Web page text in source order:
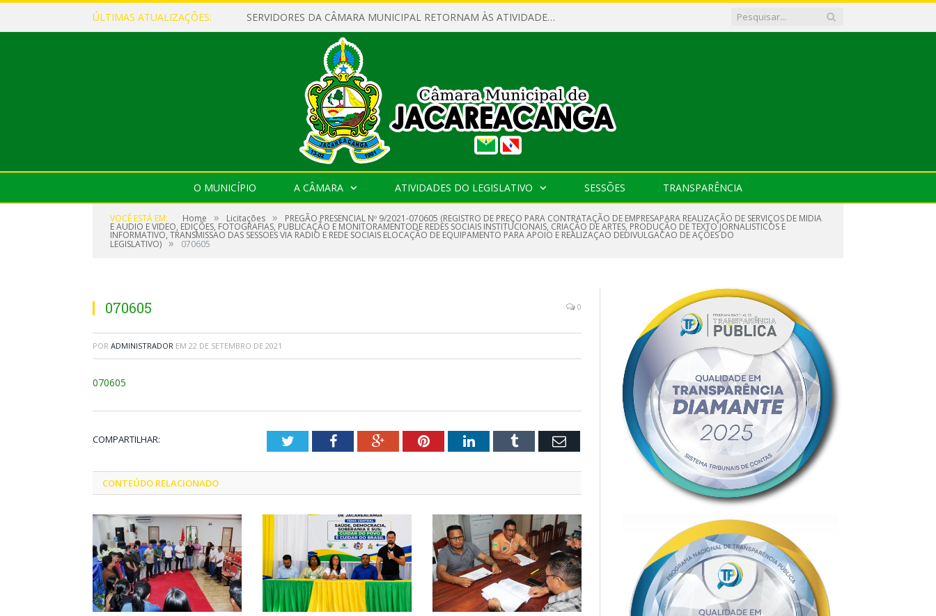
ÚLTIMAS ATUALIZAÇÕES: SERVIDORES DA CÂMARA MUNICIPAL RETORNAM ÀS ATIVIDADES APÓS O RECESSO PARLAMENTAR
O MUNICÍPIO A CÂMARA ATIVIDADES DO LEGISLATIVO SESSÕES TRANSPARÊNCIA
VOCÊ ESTÁ EM: Home » Licitações » PREGÃO PRESENCIAL Nº 9/2021-070605 (REGISTRO DE PREÇO PARA CONTRATAÇÃO DE EMPRESAPARA REALIZAÇÃO DE SERVIÇOS DE MIDIA
E AUDIO E VIDEO, EDIÇÕES, FOTOGRAFIAS, PUBLICAÇÃO E MONITORAMENTODE REDES SOCIAIS INSTITUCIONAIS, CRIAÇÃO DE ARTES, PRODUÇÃO DE TEXTO JORNALISTICOS E
INFORMATIVO, TRANSMISSAO DAS SESSOES VIA RADIO E REDE SOCIAIS ELOCAÇÃO DE EQUIPAMENTO PARA APOIO E REALIZAÇAO DEDIVULGACAO DE AÇÕES DO
LEGISLATIVO) » 070605
070605 0
POR ADMINISTRADOR EM 22 DE SETEMBRO DE 2021
070605
COMPARTILHAR: TwitterFacebookGoogle+PinterestLinkedInTumblr Email
CONTEÚDO RELACIONADO